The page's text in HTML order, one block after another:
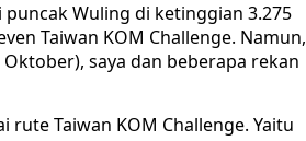
Wuling di ketinggian 3.275
Taiwan KOM Challenge. Namun,
saya dan beberapa rekan
Taiwan KOM Challenge. Yaitu